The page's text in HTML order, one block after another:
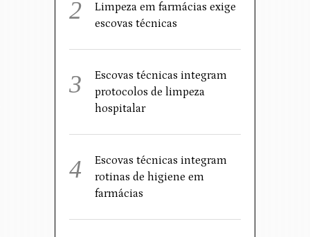
Limpeza em farmácias exige
escovas técnicas
Escovas técnicas integram
protocolos de limpeza
hospitalar
Escovas técnicas integram
rotinas de higiene em
farmácias